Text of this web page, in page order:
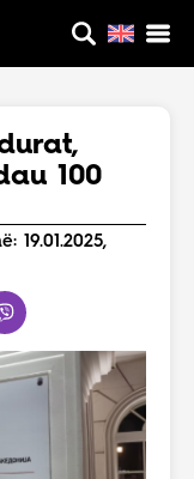
100
19.01.2025,